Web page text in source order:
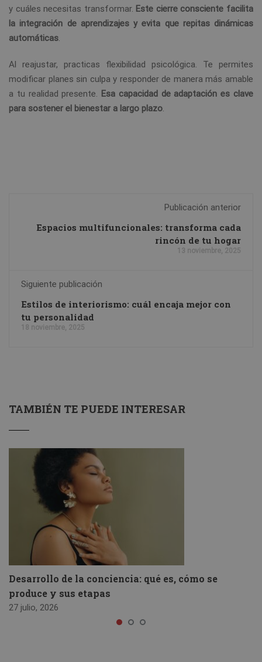
y cuáles necesitas transformar. Este cierre consciente facilita
la integración de aprendizajes y evita que repitas dinámicas
automáticas.
Al reajustar, practicas flexibilidad psicológica. Te permites
modificar planes sin culpa y responder de manera más amable
a tu realidad presente. Esa capacidad de adaptación es clave
para sostener el bienestar a largo plazo.
Publicación anterior
Espacios multifuncionales: transforma cada
rincón de tu hogar
13 noviembre, 2025
Siguiente publicación
Estilos de interiorismo: cuál encaja mejor con
tu personalidad
18 noviembre, 2025
TAMBIÉN TE PUEDE INTERESAR
Desarrollo de la conciencia: qué es, cómo se
produce y sus etapas
27 julio, 2026